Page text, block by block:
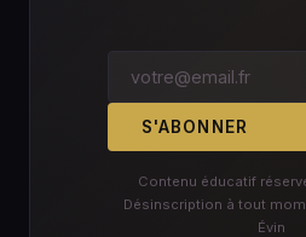
S'ABONNER
Contenu éducatif
Désinscription à tout
Évin